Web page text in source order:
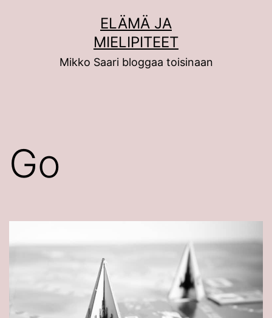
ELÄMÄ JA
MIELIPITEET
Mikko Saari bloggaa toisinaan
Go